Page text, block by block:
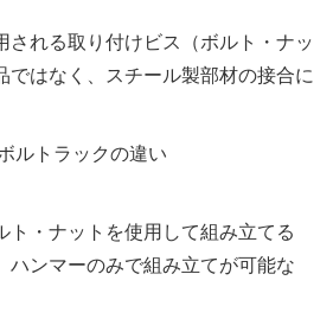
される取り付けビス（ボルト・ナッ
ではなく、スチール製部材の接合に
ルトラックの違い
ト・ナットを使用して組み立てる
ハンマーのみで組み立てが可能な